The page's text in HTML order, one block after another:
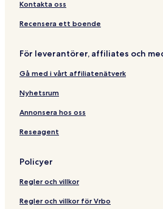
Kontakta oss
Recensera ett boende
För leverantörer, affiliates och
Gå med i vårt affiliatenätverk
Nyhetsrum
Annonsera hos oss
Reseagent
Policyer
Regler och villkor
Regler och villkor för Vrbo